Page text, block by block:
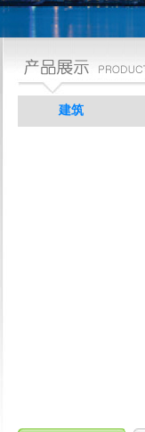
建筑